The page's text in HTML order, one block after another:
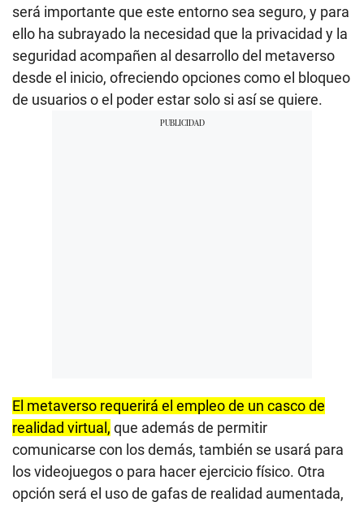
será importante que este entorno sea seguro, y para
ello ha subrayado la necesidad que la privacidad y la
seguridad acompañen al desarrollo del metaverso
desde el inicio, ofreciendo opciones como el bloqueo
de usuarios o el poder estar solo si así se quiere.
El metaverso requerirá el empleo de un casco de
realidad virtual, que además de permitir
comunicarse con los demás, también se usará para
los videojuegos o para hacer ejercicio físico. Otra
opción será el uso de gafas de realidad aumentada,